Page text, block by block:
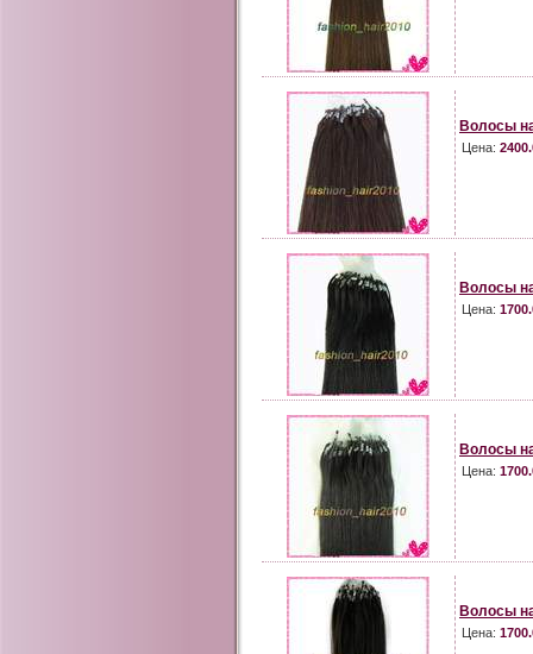
Волосы
Цена:
Волосы
Цена:
Волосы
Цена:
Волосы
Цена: